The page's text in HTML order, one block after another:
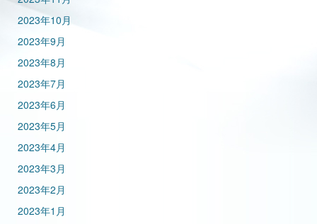
2023年10月
2023年9月
2023年8月
2023年7月
2023年6月
2023年5月
2023年4月
2023年3月
2023年2月
2023年1月